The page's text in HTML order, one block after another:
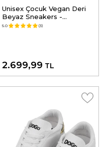
Unisex Çocuk Vegan Deri
Beyaz Sneakers -
Everything is Gonna Be
5.0 (3)
2.699,99 TL